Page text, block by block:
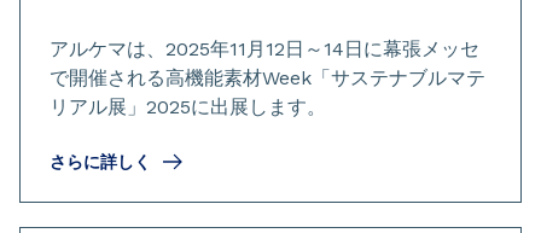
アルケマは、2025年11月12日～14日に幕張メッセ
で開催される高機能素材Week「サステナブルマテ
リアル展」2025に出展します。
さらに詳しく